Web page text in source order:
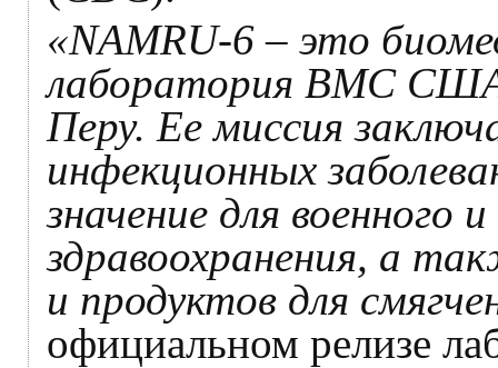
«NAMRU-6 – это
лаборатория ВМС
Перу. Ее миссия
инфекционных
значение для военного
здравоохранения, а
и продуктов для
официальном релизе